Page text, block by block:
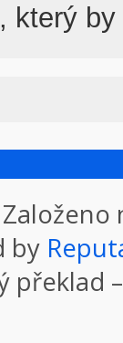
který
Založeno
by
překlad –